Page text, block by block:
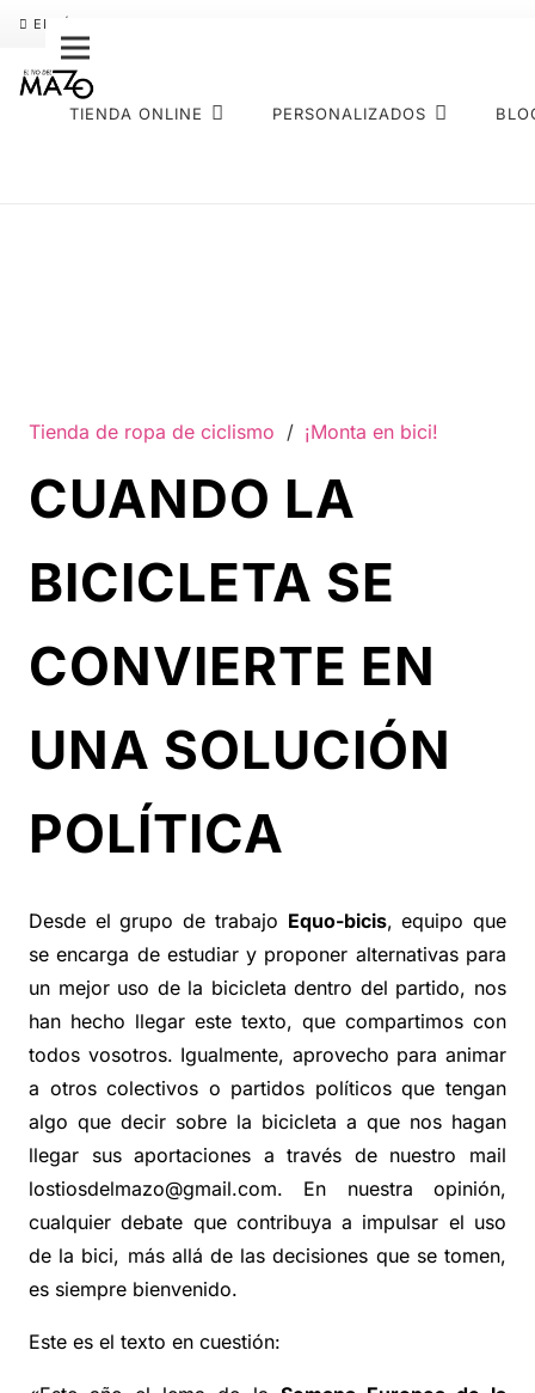
ENVÍO GRATIS
TIENDA ONLINE PERSONALIZADOS
Tienda de ropa de ciclismo / ¡Monta en bici!
CUANDO LA
BICICLETA SE
CONVIERTE EN
UNA SOLUCIÓN
POLÍTICA
Desde el grupo de trabajo Equo-bicis, equipo que
se encarga de estudiar y proponer alternativas para
un mejor uso de la bicicleta dentro del partido, nos
han hecho llegar este texto, que compartimos con
todos vosotros. Igualmente, aprovecho para animar
a otros colectivos o partidos políticos que tengan
algo que decir sobre la bicicleta a que nos hagan
llegar sus aportaciones a través de nuestro mail
lostiosdelmazo@gmail.com. En nuestra opinión,
cualquier debate que contribuya a impulsar el uso
de la bici, más allá de las decisiones que se tomen,
es siempre bienvenido.
Este es el texto en cuestión: